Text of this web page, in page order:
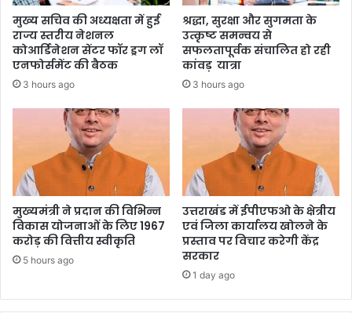
मुख्य सचिव की अध्यक्षता में हुई
राज्य स्तरीय नेशनल
कोआर्डिनेशन सेंटर फॉर ड्रग लॉ
एनफोर्समेंट की बैठक
3 hours ago
श्रद्धा, सुरक्षा और सुगमता के
उत्कृष्ट समन्वय से
सफलतापूर्वक संचालित हो रही
कांवड़ यात्रा
3 hours ago
मुख्यमंत्री ने प्रदान की विभिन्न
विकास योजनाओं के लिए 1967
करोड़ की वित्तीय स्वीकृति
5 hours ago
उत्तराखंड में ईपीएफओ के क्षेत्रीय
एवं जिला कार्यालय खोलने के
प्रस्ताव पर विचार करेगी केंद्र
सरकार
1 day ago